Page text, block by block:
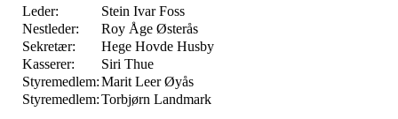
Leder:
Stein Ivar Foss
Nestleder:
Roy Åge Østerås
Sekretær:
Hege Hovde Husby
Kasserer:
Siri Thue
Styremedlem:Marit Leer Øyås
Styremedlem:Torbjørn Landmark